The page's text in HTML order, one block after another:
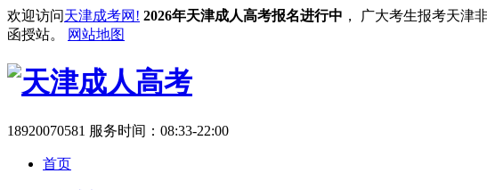
欢迎访问天津成考网! 2026年天津成人高考报名进行中 ， 广大考生报考天津
函授站。
网站地图
18920070581 服务时间：08:33-22:00
首页